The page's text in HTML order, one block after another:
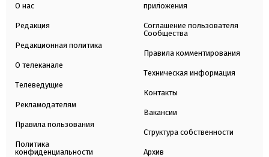
О нас
Редакция
Редакционная политика
О телеканале
Телеведущие
Рекламодателям
Правила пользования
Политика
конфиденциальности
приложения
Соглашение пользователя
Сообщества
Правила комментирования
Техническая информация
Контакты
Вакансии
Структура собственности
Архив